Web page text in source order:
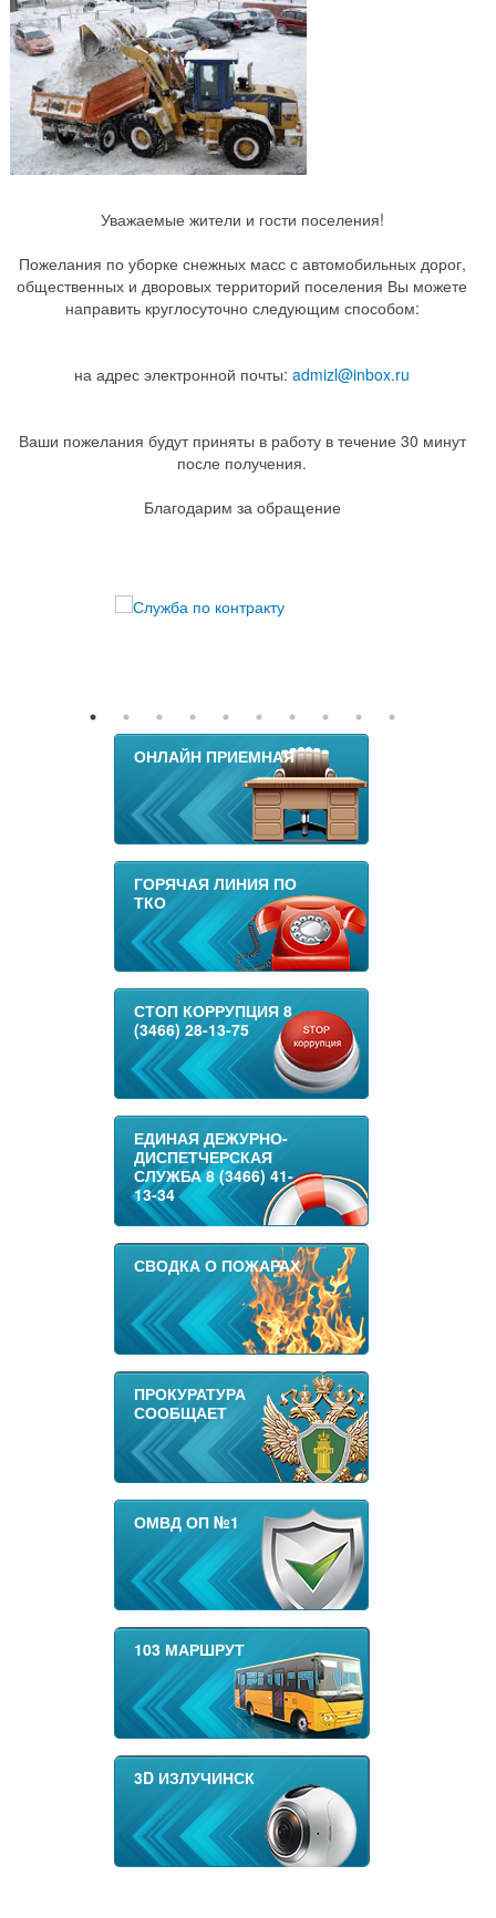
Уважаемые жители и гости поселения!
Пожелания по уборке снежных масс с автомобильных дорог,
общественных и дворовых территорий поселения Вы можете
направить круглосуточно следующим способом:
на адрес электронной почты: admizl@inbox.ru
Ваши пожелания будут приняты в работу в течение 30 минут
после получения.
Благодарим за обращение
ОНЛАЙН ПРИЕМНАЯ
ГОРЯЧАЯ ЛИНИЯ ПО
ТКО
СТОП КОРРУПЦИЯ 8
(3466) 28-13-75
ЕДИНАЯ ДЕЖУРНО-
ДИСПЕТЧЕРСКАЯ
СЛУЖБА 8 (3466) 41-
13-34
СВОДКА О ПОЖАРАХ
ПРОКУРАТУРА
СООБЩАЕТ
ОМВД ОП №1
103 МАРШРУТ
3D ИЗЛУЧИНСК